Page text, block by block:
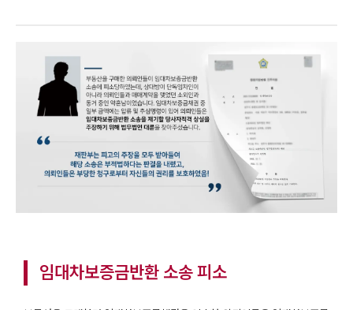
임대차보증금반환 소송 피소